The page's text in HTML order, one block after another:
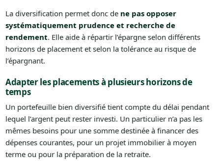
La diversification permet donc de ne pas opposer
systématiquement prudence et recherche de
rendement. Elle aide à répartir l’épargne selon différents
horizons de placement et selon la tolérance au risque de
l’épargnant.
Adapter les placements à plusieurs horizons de
temps
Un portefeuille bien diversifié tient compte du délai pendant
lequel l’argent peut rester investi. Un particulier n’a pas les
mêmes besoins pour une somme destinée à financer des
dépenses courantes, pour un projet immobilier à moyen
terme ou pour la préparation de la retraite.